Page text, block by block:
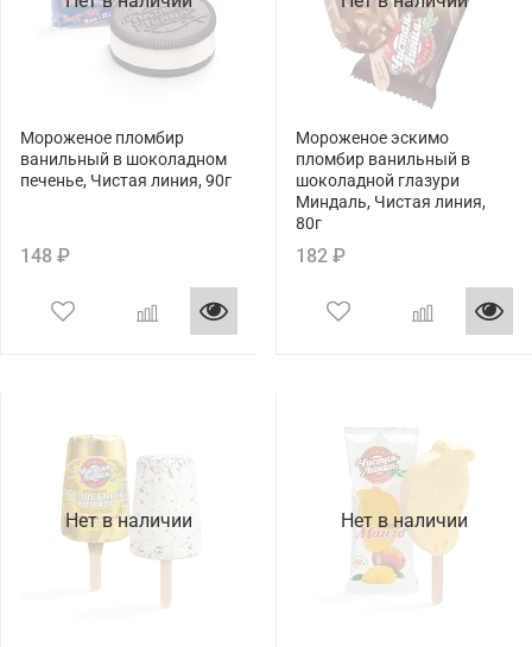
Мороженое пломбир
ванильный в шоколадном
печенье, Чистая линия, 90г
148 ₽
Мороженое эскимо
пломбир ванильный в
шоколадной глазури
Миндаль, Чистая линия,
80г
182 ₽
Нет в наличии Нет в наличии